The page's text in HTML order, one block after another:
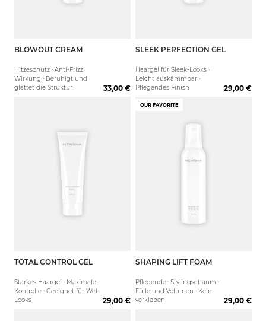
125 ml
BLOWOUT CREAM
Hitzeschutz · Anti-Frizz
Wirkung · Beruhigt und
glättet die Struktur
33,00 €
SLEEK PERFECTION GEL
Haargel für Sleek-Looks ·
Leicht auskämmbar ·
Pflegendes Finish
29,00 €
125 ml
TOTAL CONTROL GEL
Starkes Haargel · Maximale
Kontrolle · Geeignet für Wet-
Looks
29,00 €
OUR FAVORITE
200 ml
SHAPING LIFT FOAM
Pflegender Stylingschaum ·
Fülle und Volumen · Kein
verkleben
29,00 €